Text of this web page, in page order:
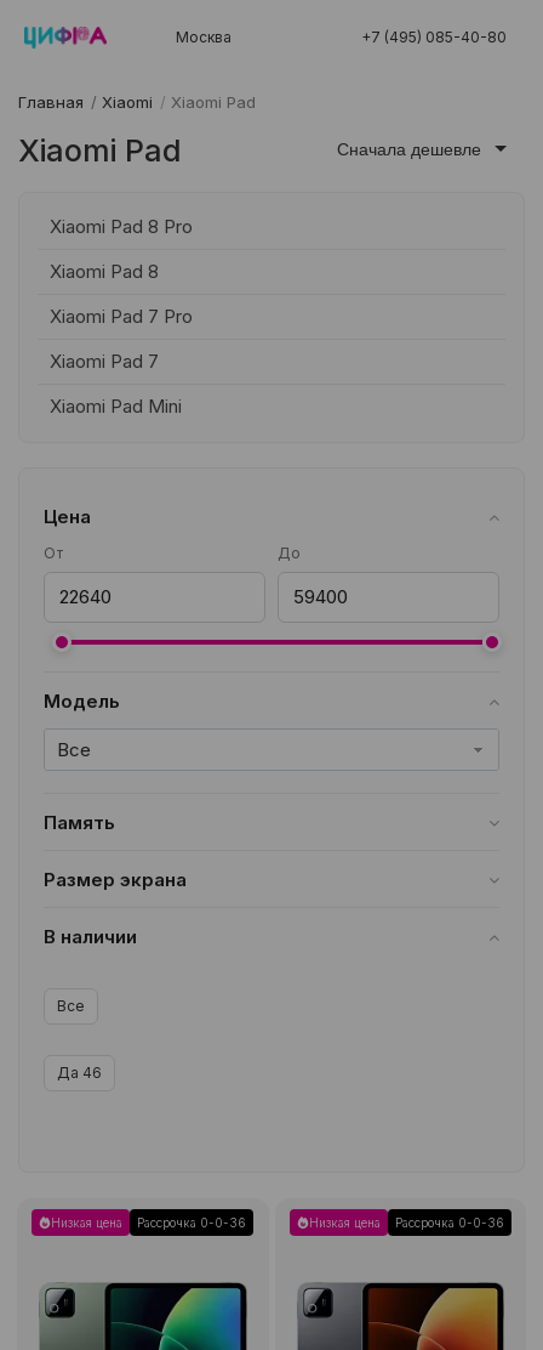
Москва +7 (495) 085-40-80
Главная / Xiaomi / Xiaomi Pad
Xiaomi Pad Сначала дешевле
Xiaomi Pad 8 Pro
Xiaomi Pad 8
Xiaomi Pad 7 Pro
Xiaomi Pad 7
Xiaomi Pad Mini
Цена
От До
Модель
Все
Память
Размер экрана
В наличии
Все
Да 46
Низкая цена Рассрочка 0-0-36 Низкая цена Рассрочка 0-0-36